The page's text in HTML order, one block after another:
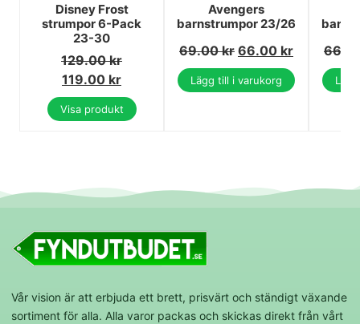
Disney Frost
strumpor 6-Pack
23-30
129.00kr
119.00 kr
Visa produkt
Avengers
barnstrumpor 23/26
69.00kr 66.00 kr
Lägg till i varukorg
Vår vision är att erbjuda ett brett, prisvärt och ständigt växande
sortiment för alla. Alla varor packas och skickas direkt från vårt